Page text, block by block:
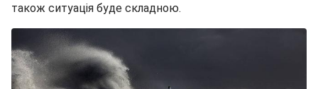
також ситуація буде складною.